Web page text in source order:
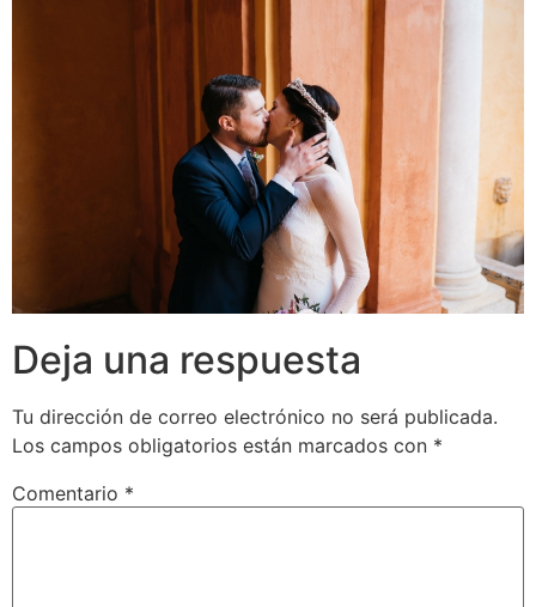
Deja una respuesta
Tu dirección de correo electrónico no será publicada.
Los campos obligatorios están marcados con *
Comentario *